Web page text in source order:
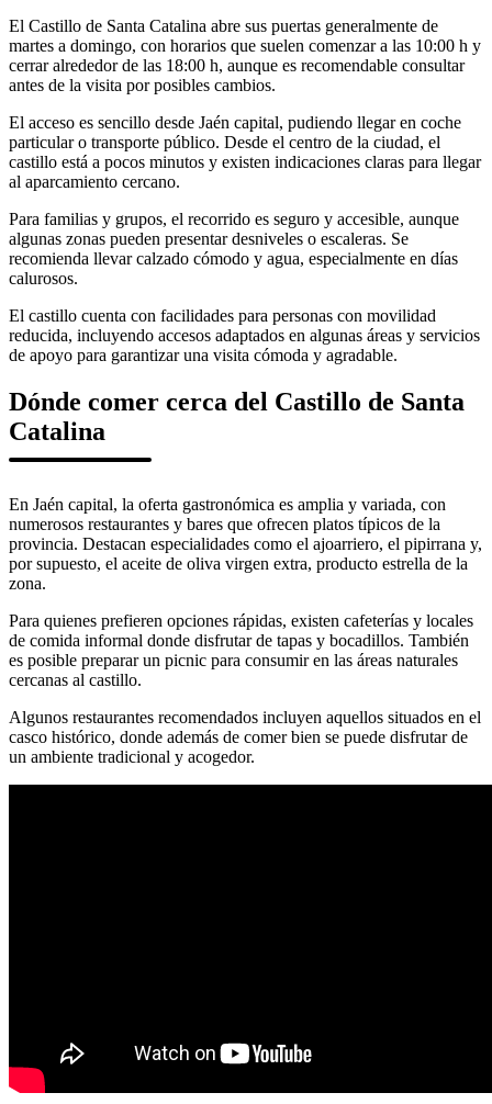
El Castillo de Santa Catalina abre sus puertas generalmente de
martes a domingo, con horarios que suelen comenzar a las 10:00 h y
cerrar alrededor de las 18:00 h, aunque es recomendable consultar
antes de la visita por posibles cambios.
El acceso es sencillo desde Jaén capital, pudiendo llegar en coche
particular o transporte público. Desde el centro de la ciudad, el
castillo está a pocos minutos y existen indicaciones claras para llegar
al aparcamiento cercano.
Para familias y grupos, el recorrido es seguro y accesible, aunque
algunas zonas pueden presentar desniveles o escaleras. Se
recomienda llevar calzado cómodo y agua, especialmente en días
calurosos.
El castillo cuenta con facilidades para personas con movilidad
reducida, incluyendo accesos adaptados en algunas áreas y servicios
de apoyo para garantizar una visita cómoda y agradable.
Dónde comer cerca del Castillo de Santa
Catalina
En Jaén capital, la oferta gastronómica es amplia y variada, con
numerosos restaurantes y bares que ofrecen platos típicos de la
provincia. Destacan especialidades como el ajoarriero, el pipirrana y,
por supuesto, el aceite de oliva virgen extra, producto estrella de la
zona.
Para quienes prefieren opciones rápidas, existen cafeterías y locales
de comida informal donde disfrutar de tapas y bocadillos. También
es posible preparar un picnic para consumir en las áreas naturales
cercanas al castillo.
Algunos restaurantes recomendados incluyen aquellos situados en el
casco histórico, donde además de comer bien se puede disfrutar de
un ambiente tradicional y acogedor.